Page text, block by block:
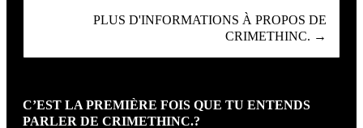
PLUS D'INFORMATIONS À PROPOS DE
CRIMETHINC. →
C’EST LA PREMIÈRE FOIS QUE TU ENTENDS
PARLER DE CRIMETHINC.?